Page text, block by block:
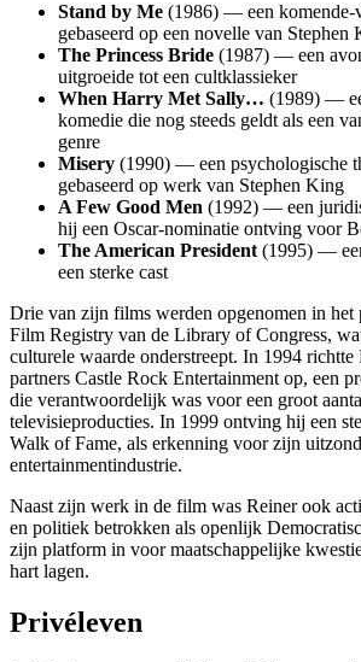
Stand by Me (1986) — een komende-
gebaseerd op een novelle van Stephen
The Princess Bride (1987) — een
uitgroeide tot een cultklassieker
When Harry Met Sally… (1989) —
komedie die nog steeds geldt als een
genre
Misery (1990) — een psychologische
gebaseerd op werk van Stephen King
A Few Good Men (1992) — een
hij een Oscar-nominatie ontving voor
The American President(1995) —
een sterke cast
Drie van zijn films werden opgenomen in het
Film Registry van de Library of Congress,
culturele waarde onderstreept. In 1994 richtte
partners Castle Rock Entertainment op, een
die verantwoordelijk was voor een groot
televisieproducties. In 1999 ontving hij een
Walk of Fame, als erkenning voor zijn
entertainmentindustrie.
Naast zijn werk in de film was Reiner ook
en politiek betrokken als openlijk
zijn platform in voor maatschappelijke
hart lagen.
Privéleven